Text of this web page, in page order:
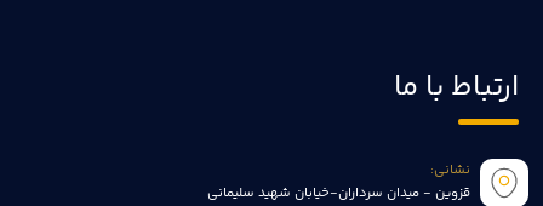
ارتباط با ما
نشانی:
قزوین - میدان سرداران-خیابان شهید سلیمانی